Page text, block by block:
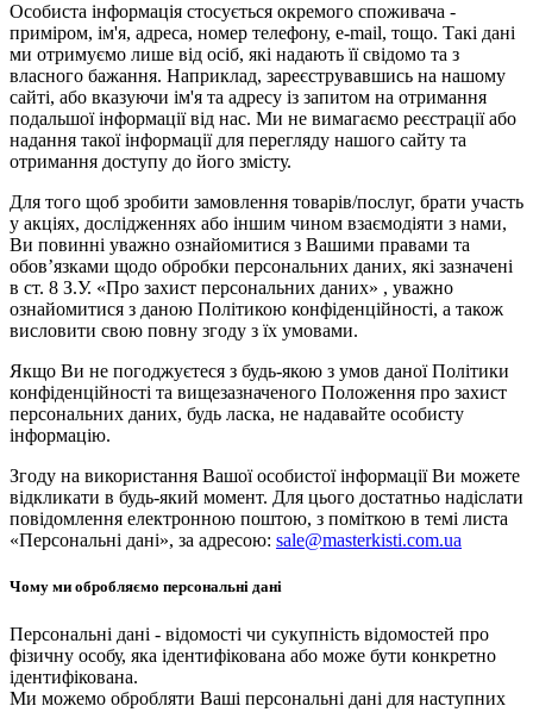
Особиста інформація стосується окремого споживача -
приміром, ім'я, адреса, номер телефону, e-mail, тощо. Такі дані
ми отримуємо лише від осіб, які надають її свідомо та з
власного бажання. Наприклад, зареєструвавшись на нашому
сайті, або вказуючи ім'я та адресу із запитом на отримання
подальшої інформації від нас. Ми не вимагаємо реєстрації або
надання такої інформації для перегляду нашого сайту та
отримання доступу до його змісту.
Для того щоб зробити замовлення товарів/послуг, брати участь
у акціях, дослідженнях або іншим чином взаємодіяти з нами,
Ви повинні уважно ознайомитися з Вашими правами та
обов’язками щодо обробки персональних даних, які зазначені
в ст. 8 З.У. «Про захист персональних даних» , уважно
ознайомитися з даною Політикою конфіденційності, а також
висловити свою повну згоду з їх умовами.
Якщо Ви не погоджуєтеся з будь-якою з умов даної Політики
конфіденційності та вищезазначеного Положення про захист
персональних даних, будь ласка, не надавайте особисту
інформацію.
Згоду на використання Вашої особистої інформації Ви можете
відкликати в будь-який момент. Для цього достатньо надіслати
повідомлення електронною поштою, з поміткою в темі листа
«Персональні дані», за адресою: sale@masterkisti.com.ua
Чому ми обробляємо персональні дані
Персональні дані - відомості чи сукупність відомостей про
фізичну особу, яка ідентифікована або може бути конкретно
ідентифікована.
Ми можемо обробляти Ваші персональні дані для наступних